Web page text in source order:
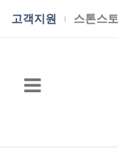
고객지원 스톤스